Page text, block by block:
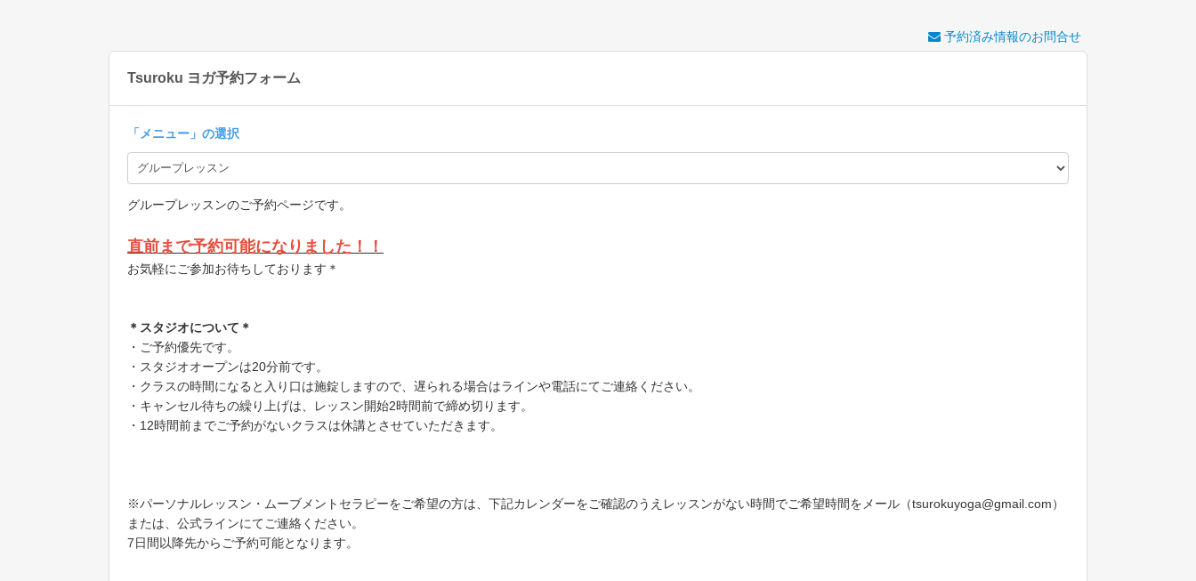
予約済み情報のお問合せ
Tsuroku ヨガ予約フォーム
「 メニュー 」の選択
グループレッスンのご予約ページです。
直前まで予約可能になりました！！
お気軽にご参加お待ちしております＊
＊スタジオについて＊
・ご予約優先です。
・スタジオオープンは20分前です。
・クラスの時間になると入り口は施錠しますので、遅られる場合はラインや電話にてご連絡ください。
・キャンセル待ちの繰り上げは、レッスン開始2時間前で締め切ります。
・12時間前までご予約がないクラスは休講とさせていただきます。
※パーソナルレッスン・ムーブメントセラピーをご希望の方は、下記カレンダーをご確認のうえレッスンがない時間でご希望時間をメール（tsurokuyoga@gmail.com）
または、公式ラインにてご連絡ください。
7日間以降先からご予約可能となります。